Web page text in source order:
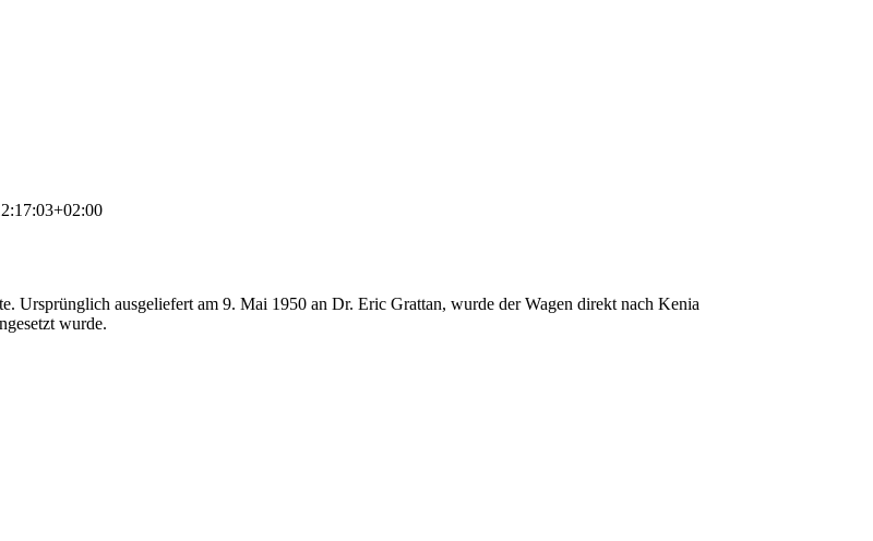
Ursprünglich ausgeliefert am 9. Mai 1950 an Dr. Eric Grattan, wurde der Wagen direkt nach Kenia
wurde.